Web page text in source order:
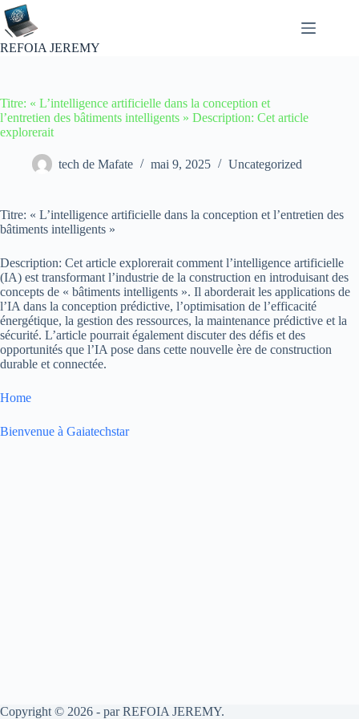
Passer
au
contenu
REFOIA JEREMY
Titre: « L’intelligence artificielle dans la conception et
l’entretien des bâtiments intelligents » Description: Cet article
explorerait
tech de Mafate mai 9, 2025 Uncategorized
Titre: « L’intelligence artificielle dans la conception et l’entretien des
bâtiments intelligents »
Description: Cet article explorerait comment l’intelligence artificielle
(IA) est transformant l’industrie de la construction en introduisant des
concepts de « bâtiments intelligents ». Il aborderait les applications de
l’IA dans la conception prédictive, l’optimisation de l’efficacité
énergétique, la gestion des ressources, la maintenance prédictive et la
sécurité. L’article pourrait également discuter des défis et des
opportunités que l’IA pose dans cette nouvelle ère de construction
durable et connectée.
Home
Bienvenue à Gaiatechstar
Copyright © 2026 - par REFOIA JEREMY.